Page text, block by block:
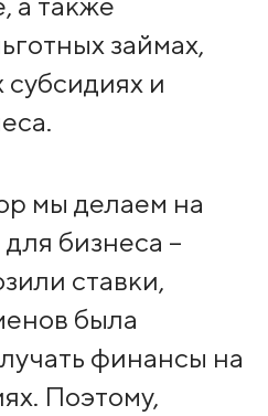
займах,
субсидиях и
мы делаем на
бизнеса –
ставки,
была
финансы на
Поэтому,